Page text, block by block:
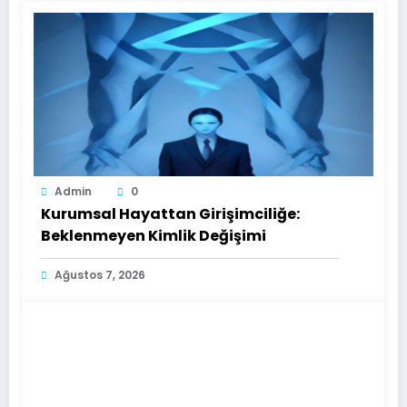
Admin 0
Kurumsal Hayattan Girişimciliğe:
Beklenmeyen Kimlik Değişimi
Ağustos 7, 2026